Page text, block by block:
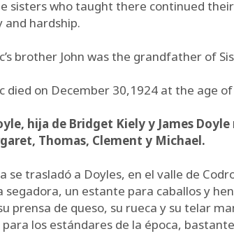
sisters who taught there continued
hardship.
brother John was the grandfather of
died on December 30,1924 at the age
hija de Bridget Kiely y James
Thomas, Clement y Michael.
se trasladó a Doyles, en el valle de
un estante para caballos y
prensa de queso, su rueca y su telar
los estándares de la época,